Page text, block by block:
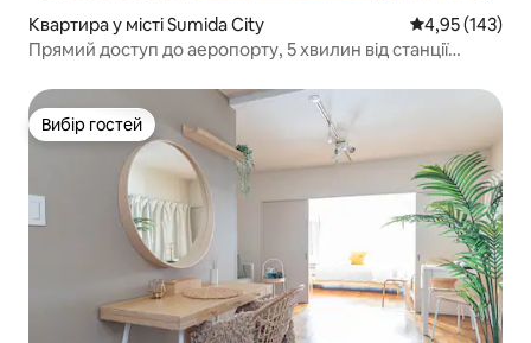
Квартира у місті Sumida City Середня
4,95 (143)
Прямий доступ до аеропорту, 5 хвилин від станції
веранда, звідки видно Sky Tree», TDL та Асакуса,
Акіхабара
Вибір гостей
Вибір гостей